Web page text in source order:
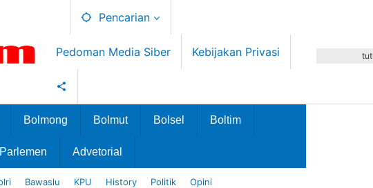
Pencarian
Pedoman Media Siber Kebijakan Privasi
Bolmong Bolmut Bolsel Boltim
Parlemen Advetorial
Bawaslu KPU History Politik Opini